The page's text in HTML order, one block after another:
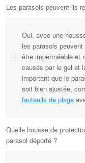
Les parasols peuvent-ils
Oui, avec une
les parasols
être imperméable et
causés par le gel et
important que le
soit bien ajustée,
fauteuils de plage
Quelle housse de
parasol déporté ?